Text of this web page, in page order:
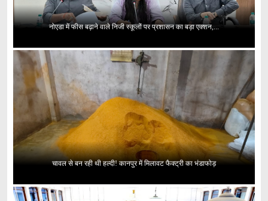
नोएडा में फीस बढ़ाने वाले निजी स्कूलों पर प्रशासन का बड़ा एक्शन,...
चावल से बन रही थी हल्दी! कानपुर में मिलावट फैक्ट्री का भंडाफोड़